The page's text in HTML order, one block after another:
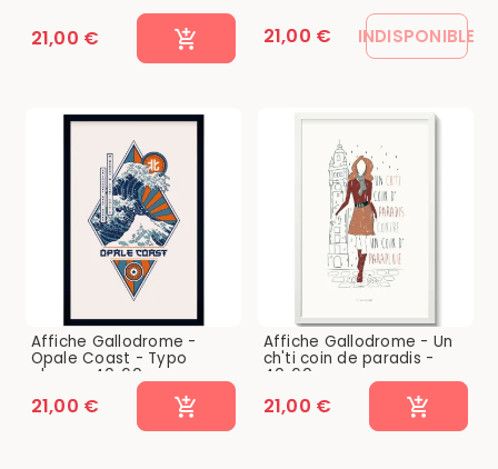
21,00 € 21,00 € INDISPONIBLE
Affiche Gallodrome -
Opale Coast - Typo
plage - 40x60
21,00 €
Affiche Gallodrome - Un
ch'ti coin de paradis -
40x60
21,00 €